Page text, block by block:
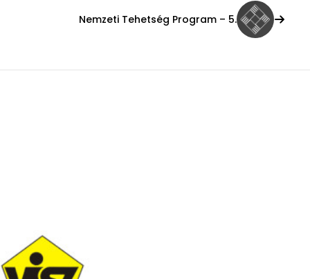
Nemzeti Tehetség Program – 5.